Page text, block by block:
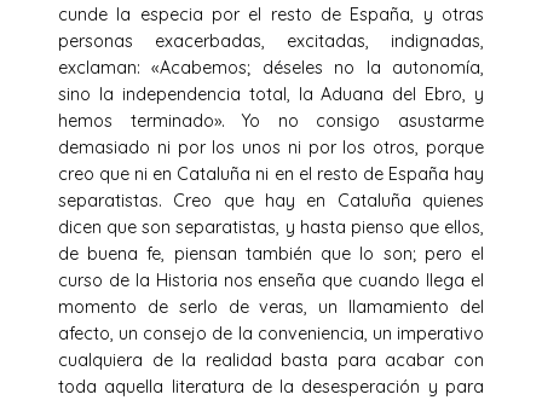
cunde la especia por el resto de España, y otras
personas exacerbadas, excitadas, indignadas,
exclaman: «Acabemos; déseles no la autonomía,
sino la independencia total, la Aduana del Ebro, y
hemos terminado». Yo no consigo asustarme
demasiado ni por los unos ni por los otros, porque
creo que ni en Cataluña ni en el resto de España hay
separatistas. Creo que hay en Cataluña quienes
dicen que son separatistas, y hasta pienso que ellos,
de buena fe, piensan también que lo son; pero el
curso de la Historia nos enseña que cuando llega el
momento de serlo de veras, un llamamiento del
afecto, un consejo de la conveniencia, un imperativo
cualquiera de la realidad basta para acabar con
toda aquella literatura de la desesperación y para